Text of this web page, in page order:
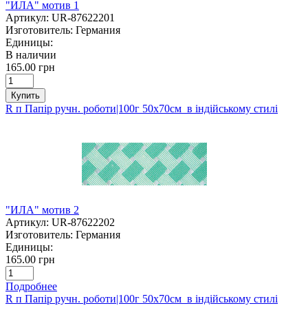
"ИЛА" мотив 1
Артикул: UR-87622201
Изготовитель: Германия
Единицы:
В наличии
165.00 грн
Купить
R п Папір ручн. роботи|100г 50х70см в індійському стилі
"ИЛА" мотив 2
Артикул: UR-87622202
Изготовитель: Германия
Единицы:
165.00 грн
Подробнее
R п Папір ручн. роботи|100г 50х70см в індійському стилі